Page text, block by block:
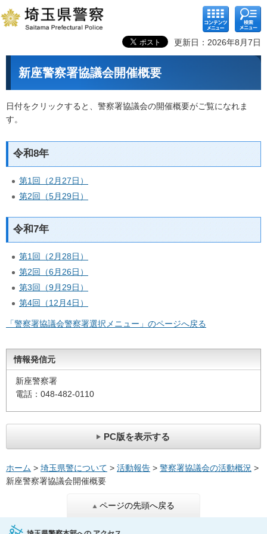
コンテ
ンツメ
ニュー
検索メ
ニュー
更新日：2026年8月7日
新座警察署協議会開催概要
日付をクリックすると、警察署協議会の開催概要がご覧になれま
す。
令和8年
第1回（2月27日）
第2回（5月29日）
令和7年
第1回（2月28日）
第2回（6月26日）
第3回（9月29日）
第4回（12月4日）
「警察署協議会警察署選択メニュー」のページへ戻る
情報発信元
新座警察署
電話：048-482-0110
PC版を表示する
ホーム > 埼玉県警について > 活動報告 > 警察署協議会の活動概況 >
新座警察署協議会開催概要
ページの先頭へ戻る